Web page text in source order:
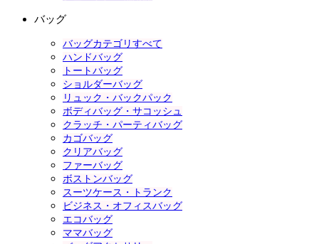
バッグ
バッグカテゴリすべて
ハンドバッグ
トートバッグ
ショルダーバッグ
リュック・バックパック
ボディバッグ・サコッシュ
クラッチ・パーティバッグ
カゴバッグ
クリアバッグ
ファーバッグ
ボストンバッグ
スーツケース・トランク
ビジネス・オフィスバッグ
エコバッグ
ママバッグ